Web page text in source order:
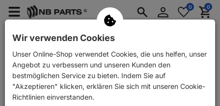
Menü
PKW Anhänger Ersatzteile
AnmeldenMerkzettel
aufklappen
0 0
PKW Anhänger Ersatzteile Auflaufbremse Kugelkupplungen
gebremste Anhänger
Wir verwenden Cookies
Unser Online-Shop verwendet Cookies, die uns helfen, unser
Angebot zu verbessern und unseren Kunden den
bestmöglichen Service zu bieten. Indem Sie auf
"Akzeptieren" klicken, erklären Sie sich mit unseren Cookie-
Richtlinien einverstanden.